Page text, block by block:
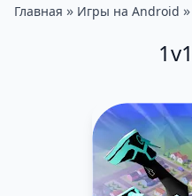
Главная » Игры на Android »